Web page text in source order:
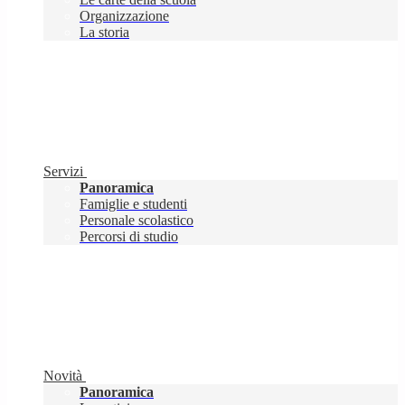
Organizzazione
La storia
Servizi
Panoramica
Famiglie e studenti
Personale scolastico
Percorsi di studio
Novità
Panoramica